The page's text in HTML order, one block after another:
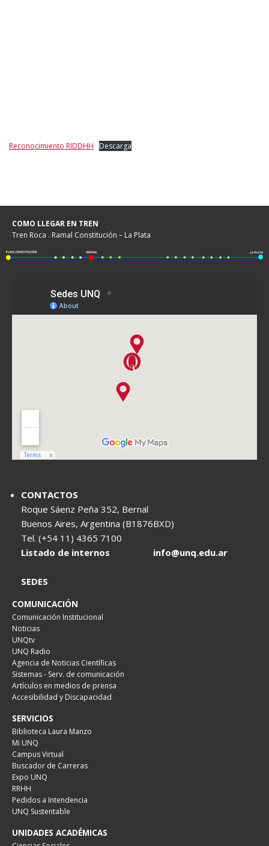
Reconocimiento RIDDHH Descarga
COMO LLEGAR EN TREN
Tren Roca . Ramal Constitución – La Plata
CONTACTOS
Roque Sáenz Peña 352, Bernal
Buenos Aires, Argentina (B1876BXD)
Tel. (+54 11) 4365 7100
Listado de internos
info@unq.edu.ar
SEDES
COMUNICACIÓN
Comunicación Institucional
Noticias
UNQtv
UNQ Radio
Agencia de Noticias Científicas
Sistemas - Serv. de comunicación
Artículos en medios de prensa
Accesibilidad y Discapacidad
SERVICIOS
Biblioteca Laura Manzo
Mi UNQ
Campus Virtual
Buscador de Carreras
Expo UNQ
RRHH
Pedidos a Intendencia
UNQ Sustentable
UNIDADES ACADÉMICAS